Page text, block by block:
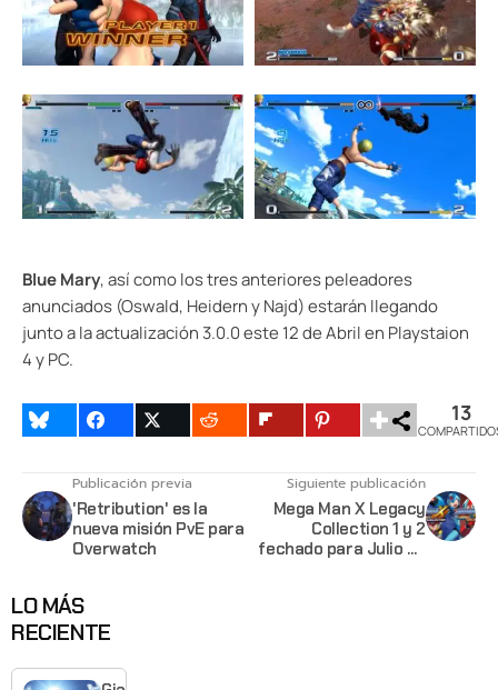
Blue Mary, así como los tres anteriores peleadores
anunciados (Oswald, Heidern y Najd) estarán llegando
junto a la actualización 3.0.0 este 12 de Abril en Playstaion
4 y PC.
13
Publicación previa
'Retribution' es la
nueva misión PvE para
Overwatch
Siguiente publicación
Mega Man X Legacy
Collection 1 y 2
fechado para Julio en
LO MÁS
RECIENTE